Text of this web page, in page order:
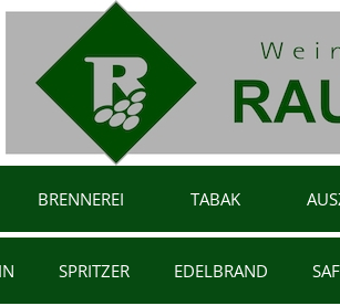
BRENNEREI TABAK
SPRITZER EDELBRAND